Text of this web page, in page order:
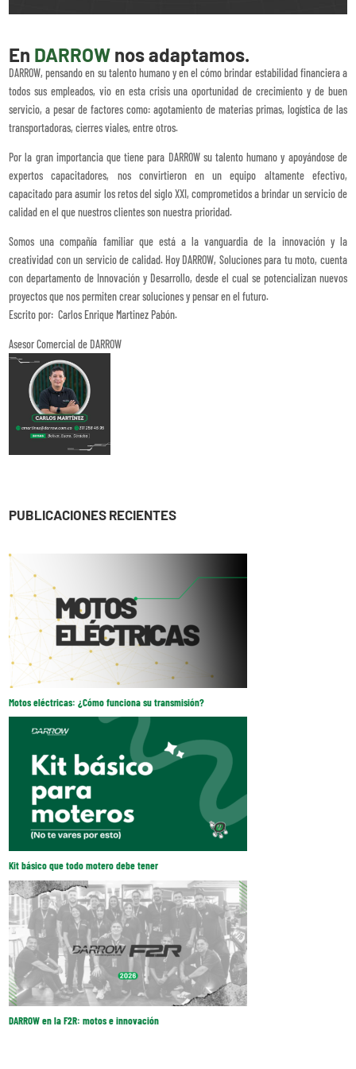
En DARROW nos adaptamos.
DARROW, pensando en su talento humano y en el cómo brindar estabilidad financiera a
todos sus empleados, vio en esta crisis una oportunidad de crecimiento y de buen
servicio, a pesar de factores como: agotamiento de materias primas, logística de las
transportadoras, cierres viales, entre otros.
Por la gran importancia que tiene para DARROW su talento humano y apoyándose de
expertos capacitadores, nos convirtieron en un equipo altamente efectivo,
capacitado para asumir los retos del siglo XXI, comprometidos a brindar un servicio de
calidad en el que nuestros clientes son nuestra prioridad.
Somos una compañía familiar que está a la vanguardia de la innovación y la
creatividad con un servicio de calidad. Hoy DARROW, Soluciones para tu moto, cuenta
con departamento de Innovación y Desarrollo, desde el cual se potencializan nuevos
proyectos que nos permiten crear soluciones y pensar en el futuro.
Escrito por: Carlos Enrique Martinez Pabón.
Asesor Comercial de DARROW
PUBLICACIONES RECIENTES
Motos eléctricas: ¿Cómo funciona su transmisión?
Kit básico que todo motero debe tener
DARROW en la F2R: motos e innovación